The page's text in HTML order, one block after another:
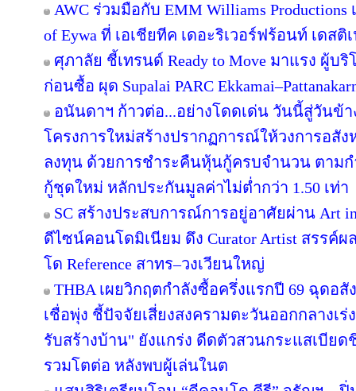
AWC ร่วมมือกับ EMM Williams Productions
of Eywa ที่ เอเชียทีค เดอะริเวอร์ฟร้อนท์ เดสติ
ศุภาลัย ชี้เทรนด์ Ready to Move มาแรง ผู้
ก่อนซื้อ ผุด Supalai PARC
อนันดาฯ ก้าวต่อ...อย่างโดดเด่น วันนี้สู่วันข้
โครงการใหม่สร้างปรากฏการณ์ให้วงการอสั
ลงทุน ด้วยการชำระคืนหุ้นกู้ครบจำนวน ตาม
กู้ชุดใหม่ หลักประกันมูลค่าไม่ต่ำกว่า 1.50 เท่า
SC สร้างประสบการณ์การอยู่อาศัยผ่าน Art
ดีไซน์คอนโดมิเนียม ดึง Curator Artist สรรค์
โด Reference สาทร–วงเวียนใหญ่
THBA เผยวิกฤตกำลังซื้อครึ่งแรกปี 69 ฉุดอ
เชื่อพุ่ง ชี้ปัจจัยเสี่ยงสงครามตะวันออกกลางเ
รับสร้างบ้าน" ยังแกร่ง ดีดตัวสวนกระแสเบีย
รวมโตต่อ หลังพบผู้เล่นในต